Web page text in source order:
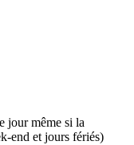
jour même si la
end et jours fériés)